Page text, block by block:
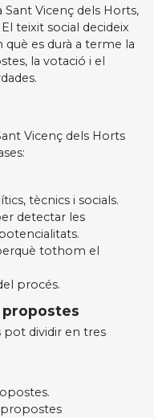
Vicenç dels Horts,
teixit social decideix
es durà a terme la
la votació i el
Vicenç dels Horts
tècnics i socials.
detectar les
tothom el
procés.
propostes
pot dividir en tres
propostes